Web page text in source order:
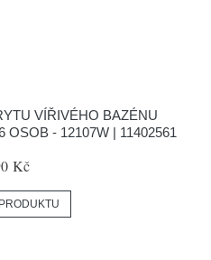
VÍŘIVÉHO BAZÉNU
OSOB - 12107W | 11402561
Kč